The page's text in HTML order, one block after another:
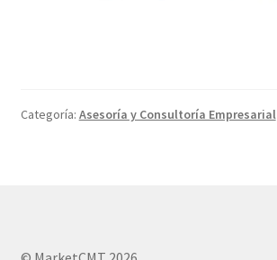
Categoría: Asesoría y Consultoría Empresarial